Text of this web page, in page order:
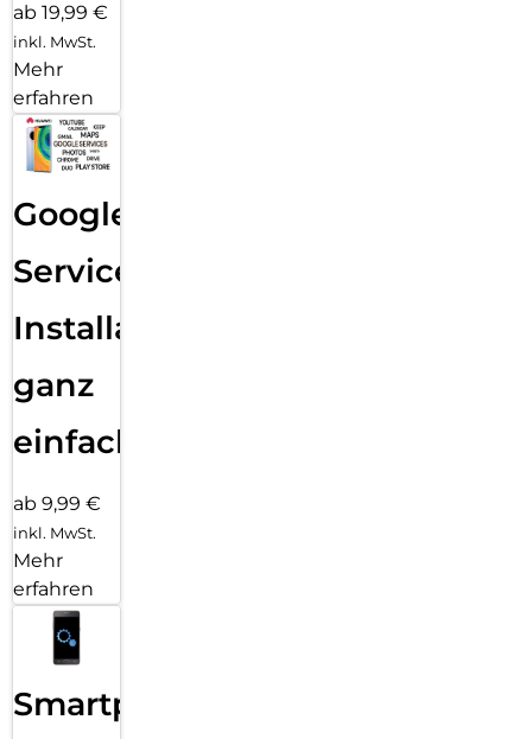
ab 19,99 €
inkl. MwSt.
Mehr
erfahren
Google
Services
Installation
ganz
einfach
ab 9,99 €
inkl. MwSt.
Mehr
erfahren
Smartphone